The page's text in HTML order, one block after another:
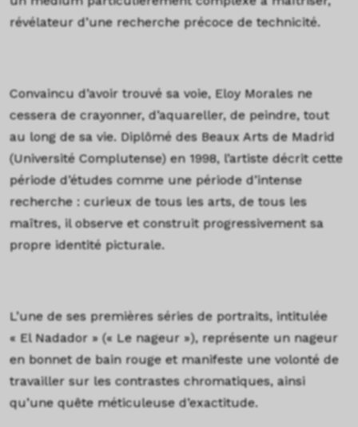
révélateur d’une recherche précoce de technicité.
Convaincu d’avoir trouvé sa voie, Eloy Morales ne
cessera de crayonner, d’aquareller, de peindre, tout
au long de sa vie. Diplômé des Beaux Arts de Madrid
(Université Complutense) en 1998, l’artiste décrit cette
période d’études comme une période d’intense
recherche : curieux de tous les arts, de tous les
maîtres, il observe et construit progressivement sa
propre identité picturale.
L’une de ses premières séries de portraits, intitulée
« El Nadador » (« Le nageur »), représente un nageur
en bonnet de bain rouge et manifeste une volonté de
travailler sur les contrastes chromatiques, ainsi
qu’une quête méticuleuse d’exactitude.